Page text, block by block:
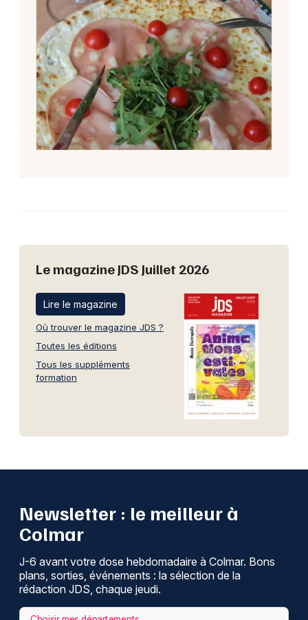
Le magazine JDS Juillet 2026
Lire le magazine
Où trouver le magazine JDS ?
Toutes les éditions
Tous les suppléments
formation
Newsletter : le meilleur à
Colmar
J-6 avant votre dose hebdomadaire à Colmar. Bons
plans, sorties, événements : la sélection de la
rédaction JDS, chaque jeudi.